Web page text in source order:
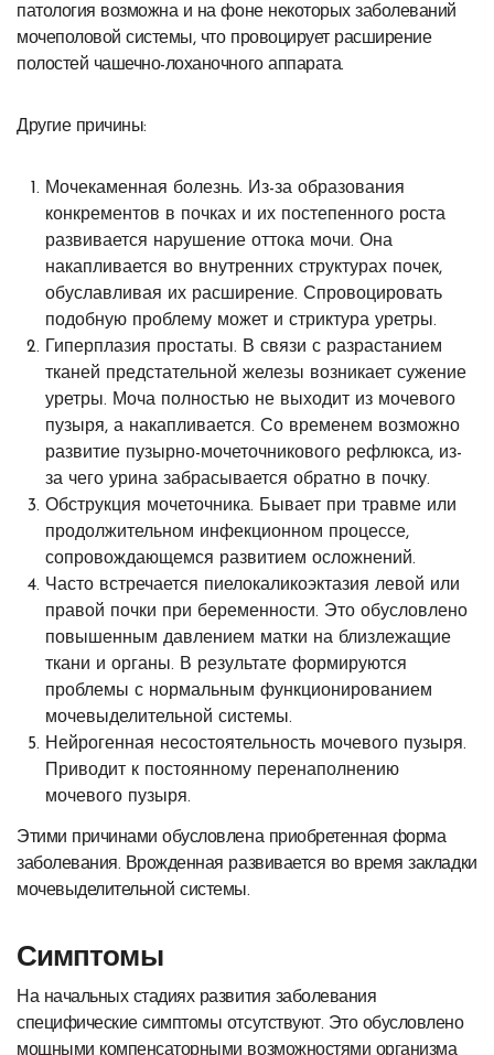
патология возможна и на фоне некоторых заболеваний
мочеполовой системы, что провоцирует расширение
полостей чашечно-лоханочного аппарата.
Другие причины:
Мочекаменная болезнь. Из-за образования
конкрементов в почках и их постепенного роста
развивается нарушение оттока мочи. Она
накапливается во внутренних структурах почек,
обуславливая их расширение. Спровоцировать
подобную проблему может и стриктура уретры.
Гиперплазия простаты. В связи с разрастанием
тканей предстательной железы возникает сужение
уретры. Моча полностью не выходит из мочевого
пузыря, а накапливается. Со временем возможно
развитие пузырно-мочеточникового рефлюкса, из-
за чего урина забрасывается обратно в почку.
Обструкция мочеточника. Бывает при травме или
продолжительном инфекционном процессе,
сопровождающемся развитием осложнений.
Часто встречается пиелокаликоэктазия левой или
правой почки при беременности. Это обусловлено
повышенным давлением матки на близлежащие
ткани и органы. В результате формируются
проблемы с нормальным функционированием
мочевыделительной системы.
Нейрогенная несостоятельность мочевого пузыря.
Приводит к постоянному перенаполнению
мочевого пузыря.
Этими причинами обусловлена приобретенная форма
заболевания. Врожденная развивается во время закладки
мочевыделительной системы.
Симптомы
На начальных стадиях развития заболевания
специфические симптомы отсутствуют. Это обусловлено
мощными компенсаторными возможностями организма